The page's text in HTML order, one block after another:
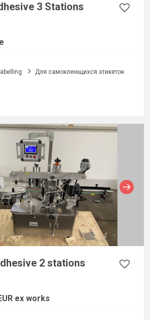
3 Stations
Для самоклеющихся этикеток
2 stations
ex works